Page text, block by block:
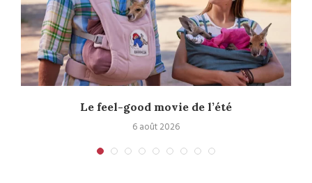
Le feel-good movie de l’été
6 août 2026